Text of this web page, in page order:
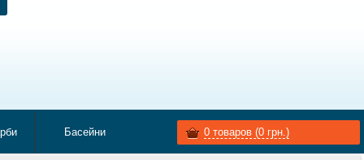
Басейни 0 товаров (0 грн.)